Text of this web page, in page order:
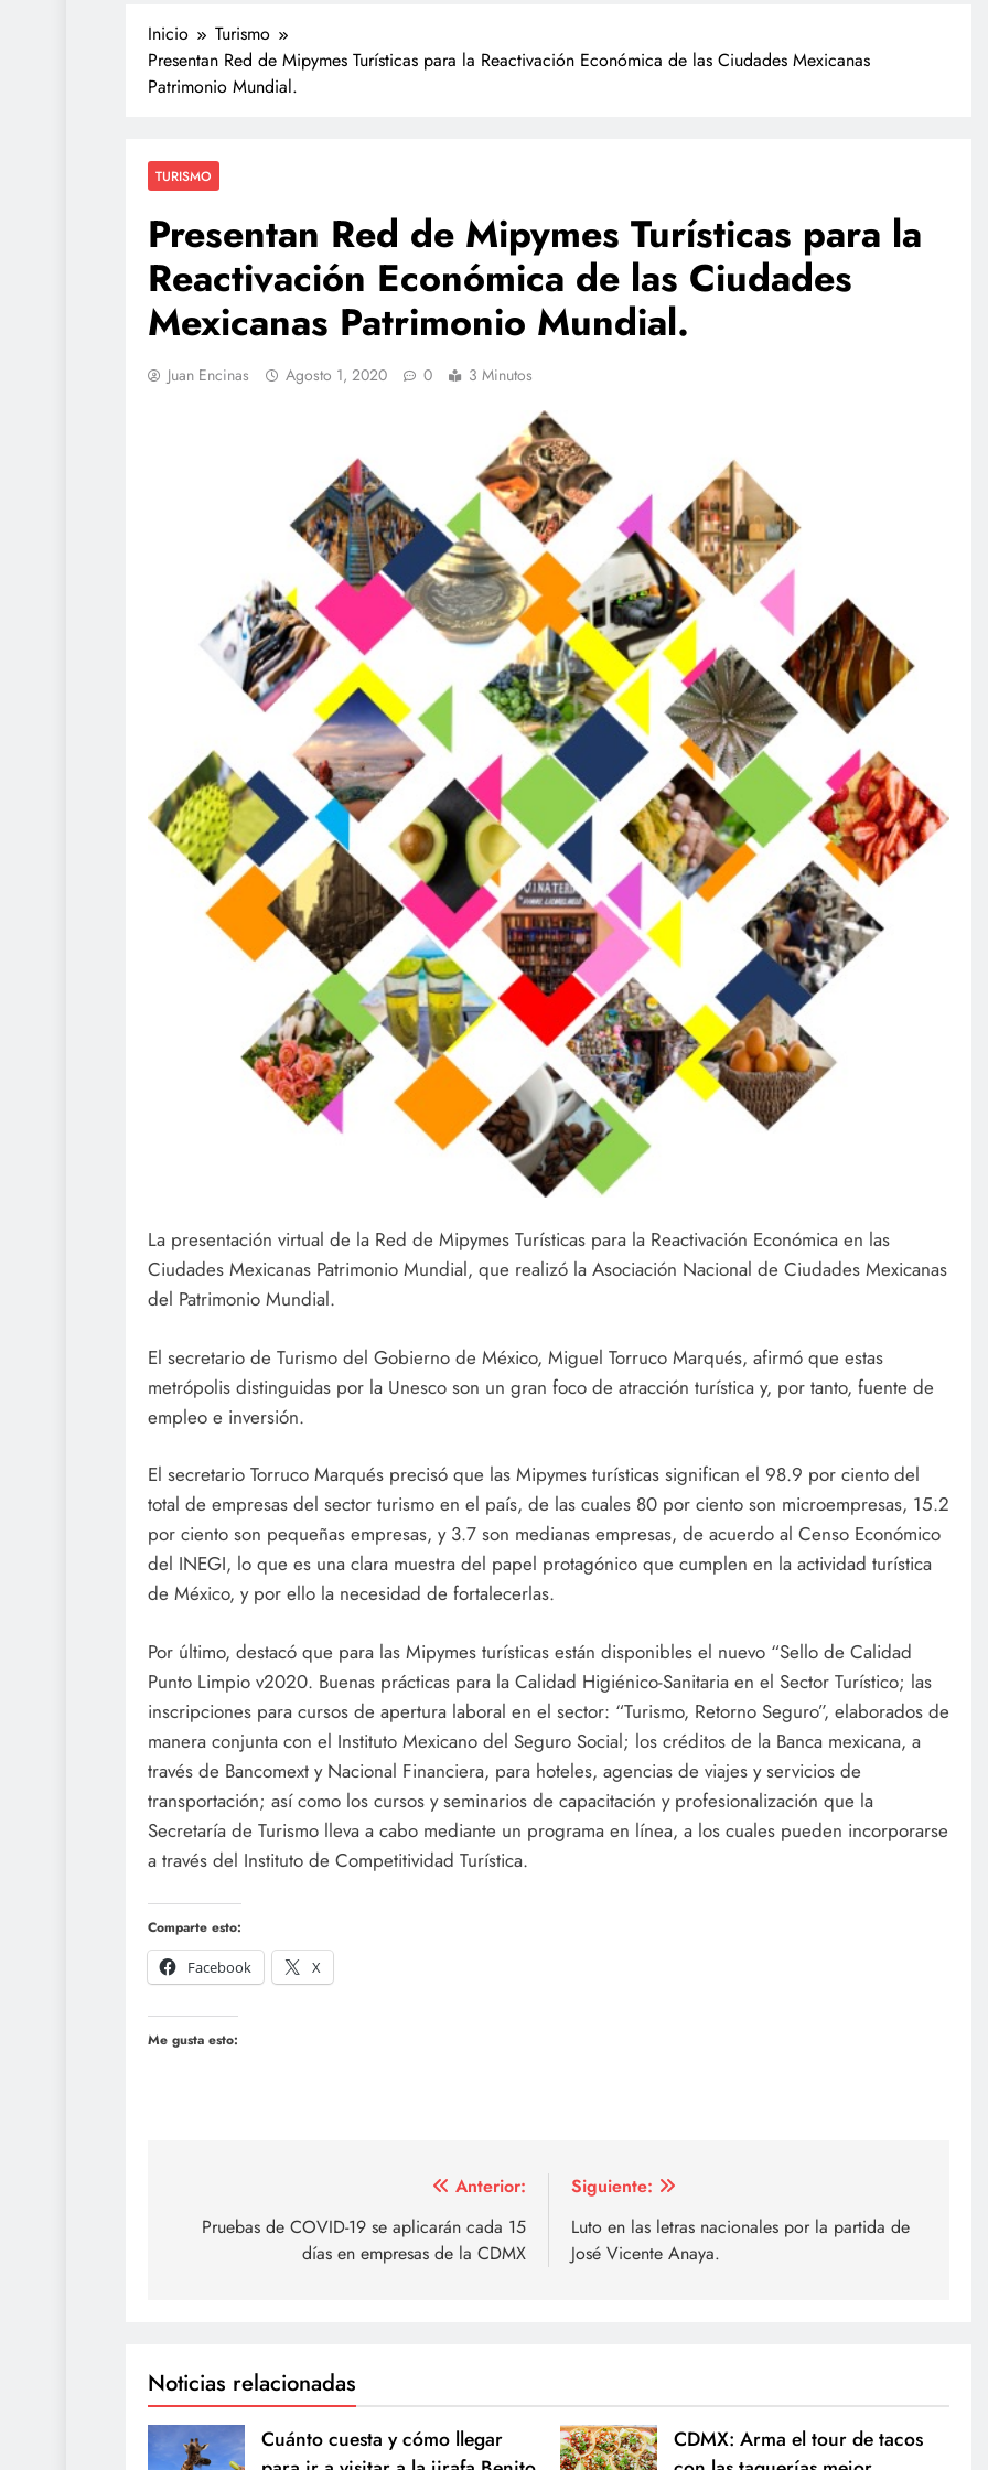
Inicio
Turismo
Presentan Red de Mipymes Turísticas para la Reactivación Económica de las Ciudades Mexicanas
Patrimonio Mundial.
TURISMO
Presentan Red de Mipymes Turísticas para la
Reactivación Económica de las Ciudades
Mexicanas Patrimonio Mundial.
Juan Encinas Agosto 1, 2020 0 3 Minutos
La presentación virtual de la Red de Mipymes Turísticas para la Reactivación Económica en las
Ciudades Mexicanas Patrimonio Mundial, que realizó la Asociación Nacional de Ciudades Mexicanas
del Patrimonio Mundial.
El secretario de Turismo del Gobierno de México, Miguel Torruco Marqués, afirmó que estas
metrópolis distinguidas por la Unesco son un gran foco de atracción turística y, por tanto, fuente de
empleo e inversión.
El secretario Torruco Marqués precisó que las Mipymes turísticas significan el 98.9 por ciento del
total de empresas del sector turismo en el país, de las cuales 80 por ciento son microempresas, 15.2
por ciento son pequeñas empresas, y 3.7 son medianas empresas, de acuerdo al Censo Económico
del INEGI, lo que es una clara muestra del papel protagónico que cumplen en la actividad turística
de México, y por ello la necesidad de fortalecerlas.
Por último, destacó que para las Mipymes turísticas están disponibles el nuevo “Sello de Calidad
Punto Limpio v2020. Buenas prácticas para la Calidad Higiénico-Sanitaria en el Sector Turístico; las
inscripciones para cursos de apertura laboral en el sector: “Turismo, Retorno Seguro”, elaborados de
manera conjunta con el Instituto Mexicano del Seguro Social; los créditos de la Banca mexicana, a
través de Bancomext y Nacional Financiera, para hoteles, agencias de viajes y servicios de
transportación; así como los cursos y seminarios de capacitación y profesionalización que la
Secretaría de Turismo lleva a cabo mediante un programa en línea, a los cuales pueden incorporarse
a través del Instituto de Competitividad Turística.
Comparte esto:
Facebook
X
Me gusta esto:
Anterior:
Pruebas de COVID-19 se aplicarán cada 15
días en empresas de la CDMX
Siguiente:
Luto en las letras nacionales por la partida de
José Vicente Anaya.
Noticias relacionadas
Cuánto cuesta y cómo llegar
CDMX: Arma el tour de tacos
POLICIACA
Adulto mayor que murió
video
INTERNACIONAL
Trump firma órdenes ejecutivas